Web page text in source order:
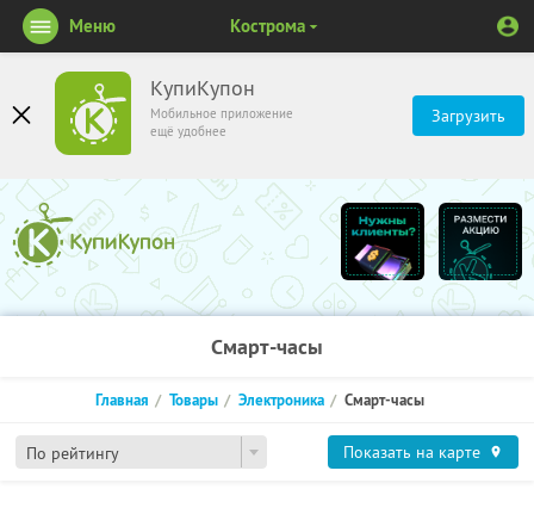
КупиКупон
Мобильное приложение
ещё удобнее
Загрузить
Меню Кострома
Смарт-часы
По рейтингу
Главная Товары Электроника Смарт-часы
Показать на карте